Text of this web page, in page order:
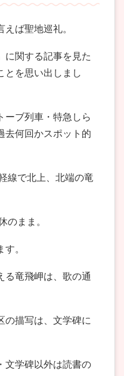
ば聖地巡礼。
に関する記事を見た
とを思い出しまし
ーブ列車・特急しら
去何回かスポット的
線で北上、北端の竜
のまま。
。
る竜飛岬は、歌の通
の描写は、文学碑に
文学碑以外は読書の